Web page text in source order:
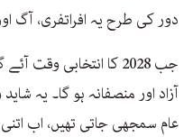
دور کی طرح یہ افراتفری، آگ
جب 2028 کا انتخابی
آزاد اور منصفانہ ہو گا۔ یہ
عام سمجھی جاتی تھیں، اب